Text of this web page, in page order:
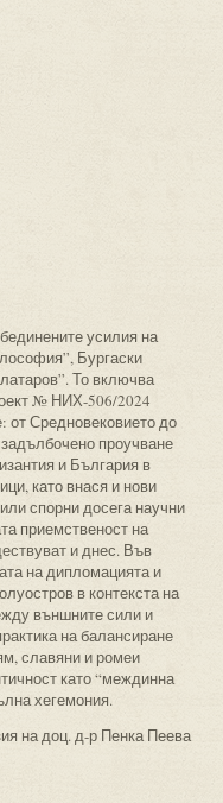
усилия на
Бургаски
То включва
№ НИХ-506/2024
от Средновековието до
проучване
и България в
като внася и нови
спорни досега научни
приемственост на
и днес. Във
на дипломацията и
в контекста на
външните сили и
на балансиране
славяни и ромеи
като “междинна
хегемония.
на доц. д-р Пенка Пеева